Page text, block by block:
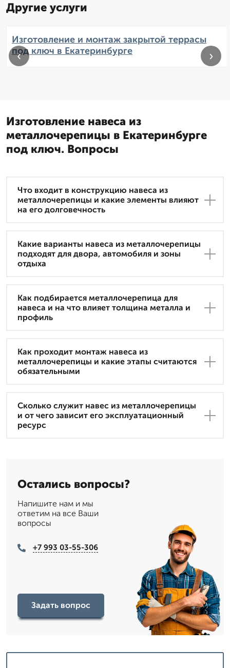
Другие услуги
Изготовление и монтаж закрытой террасы
под ключ в Екатеринбурге
‹ ›
Изготовление навеса из
металлочерепицы в Екатеринбурге
под ключ. Вопросы
Что входит в конструкцию навеса из
металлочерепицы и какие элементы влияют
на его долговечность
Какие варианты навеса из металлочерепицы
подходят для двора, автомобиля и зоны
отдыха
Как подбирается металлочерепица для
навеса и на что влияет толщина металла и
профиль
Как проходит монтаж навеса из
металлочерепицы и какие этапы считаются
обязательными
Сколько служит навес из металлочерепицы
и от чего зависит его эксплуатационный
ресурс
Остались вопросы?
Напишите нам и мы
ответим на все Ваши
вопросы
+7 993 03-55-306
Задать вопрос